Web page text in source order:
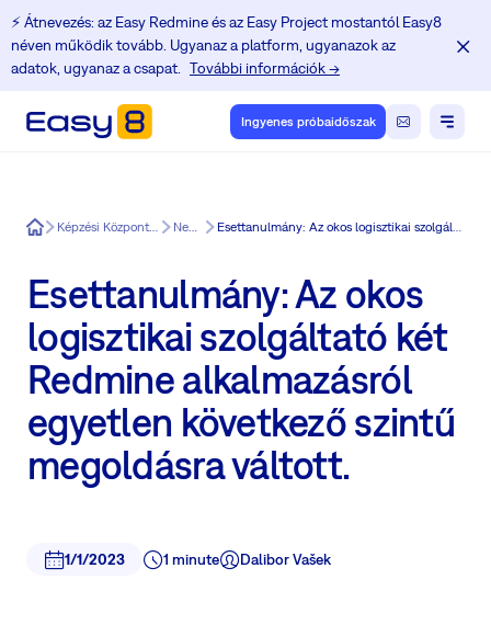
⚡️ Átnevezés: az Easy Redmine és az Easy Project mostantól Easy8
néven működik tovább. Ugyanaz a platform, ugyanazok az
adatok, ugyanaz a csapat.
További információk →
Ingyenes próbaidőszak
Easy8 Képzési Központ a Redmine felhasználók számára News in Easy8 Esettanulmány: Az okos logisztikai szolgáltató két Redmine alkalmazásról egyetlen következő szintű megoldásra váltott.
Esettanulmány: Az okos
logisztikai szolgáltató két
Redmine alkalmazásról
egyetlen következő szintű
megoldásra váltott.
1/1/2023 1 minute Dalibor Vašek